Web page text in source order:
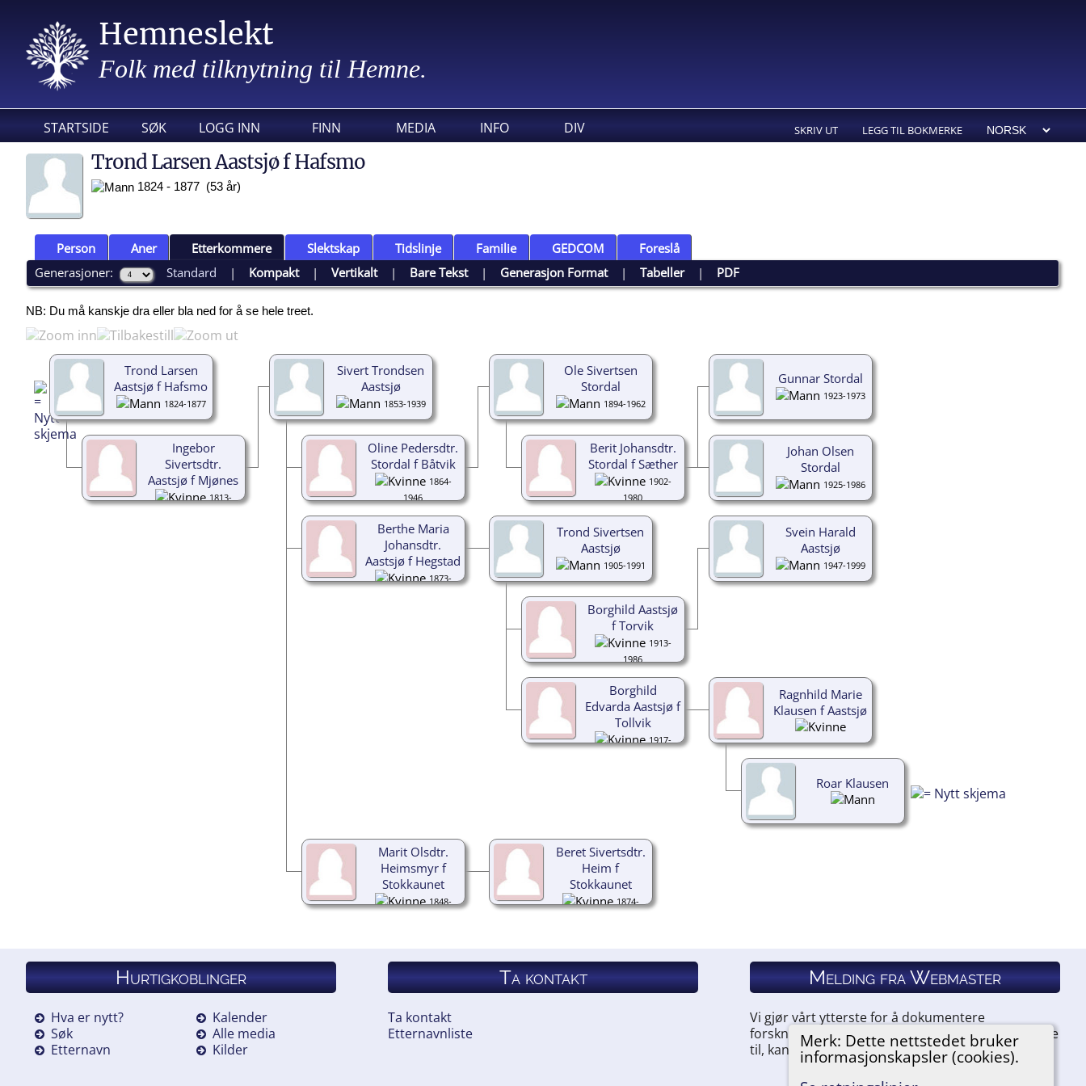
Hemneslekt
Folk med tilknytning til Hemne.
STARTSIDE SØK LOGG INN FINN MEDIA INFO DIV SKRIV UT LEGG TIL BOKMERKE
Merk: Dette nettstedet bruker
informasjonskapsler (cookies).
Trond Larsen Aastsjø f Hafsmo
1824 - 1877 (53 år)
Person Aner Etterkommere Slektskap Tidslinje Familie GEDCOM
Foreslå
Generasjoner:
Standard | Kompakt|Vertikalt| Bare Tekst| Generasjon Format|Tabeller| PDF
NB: Du må kanskje dra eller bla ned for å se hele treet.
Gunnar Stordal
1923-1973
Johan Olsen
Stordal
1925-1986
Ole Sivertsen
Stordal
1894-1962
Berit Johansdtr.
Stordal f Sæther
1902-
1980
Sivert Trondsen
Aastsjø
1853-1939
Oline Pedersdtr.
Stordal f Båtvik
1864-
1946
Svein Harald
Aastsjø
1947-1999
Trond Sivertsen
Aastsjø
1905-1991
Borghild Aastsjø
f Torvik
1913-
1986
Ragnhild Marie
Klausen f Aastsjø
Roar Klausen
Borghild
Edvarda Aastsjø f
Tollvik
1917-
Berthe Maria
Johansdtr.
Aastsjø f Hegstad
1873-
Beret Sivertsdtr.
Heim f
Stokkaunet
1874-
Marit Olsdtr.
Heimsmyr f
Stokkaunet
1848-
Trond Larsen
Aastsjø f Hafsmo
1824-1877
Ingebor
Sivertsdtr.
Aastsjø f Mjønes
1813-
Hurtigkoblinger
Hva er nytt?
Søk
Etternavn
Kalender
Alle media
Kilder
Ta kontakt
Ta kontakt
Etternavnliste
Melding fra Webmaster
Vi gjør vårt ytterste for å dokumentere
forskningen vår. Hvis du har noe du ønsker å legge
til, kan du kontakte oss.